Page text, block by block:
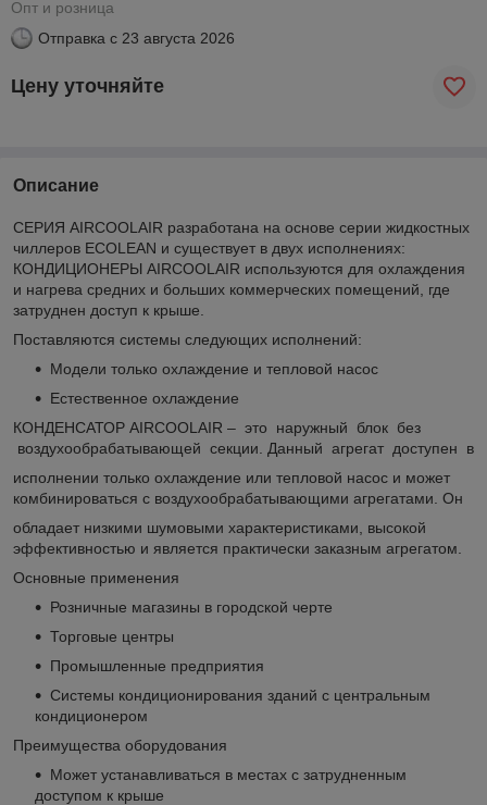
Опт и розница
Отправка с 23 августа 2026
Цену уточняйте
Описание
СЕРИЯ AIRCOOLAIR разработана на основе серии жидкостных
чиллеров ECOLEAN и существует в двух исполнениях:
КОНДИЦИОНЕРЫ AIRCOOLAIR используются для охлаждения
и нагрева средних и больших коммерческих помещений, где
затруднен доступ к крыше.
Поставляются системы следующих исполнений:
Модели только охлаждение и тепловой насос
Естественное охлаждение
КОНДЕНСАТОР AIRCOOLAIR – это наружный блок без
воздухообрабатывающей секции. Данный агрегат доступен в
исполнении только охлаждение или тепловой насос и может
комбинироваться с воздухообрабатывающими агрегатами. Он
обладает низкими шумовыми характеристиками, высокой
эффективностью и является практически заказным агрегатом.
Основные применения
Розничные магазины в городской черте
Торговые центры
Промышленные предприятия
Системы кондиционирования зданий с центральным
кондиционером
Преимущества оборудования
Может устанавливаться в местах с затрудненным
доступом к крыше